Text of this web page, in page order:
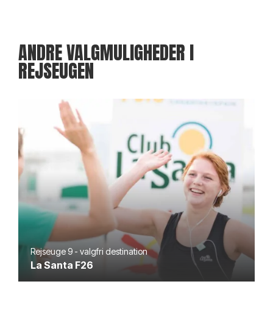
ANDRE VALGMULIGHEDER I
REJSEUGEN
Rejseuge 9 - valgfri destination
La Santa F26